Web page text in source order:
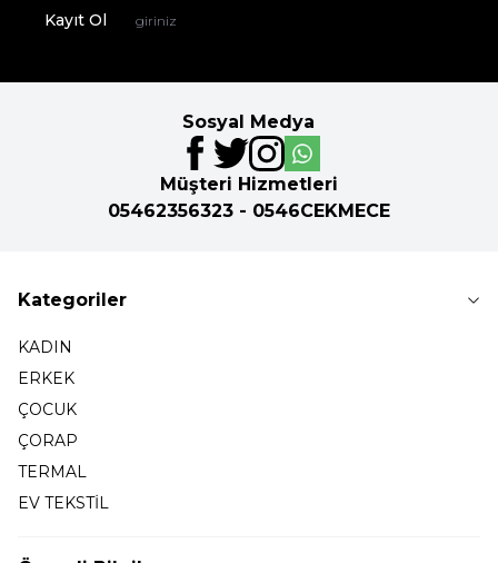
Kayıt Ol
Sosyal Medya
Müşteri Hizmetleri
05462356323 - 0546CEKMECE
Kategoriler
KADIN
ERKEK
ÇOCUK
ÇORAP
TERMAL
EV TEKSTİL